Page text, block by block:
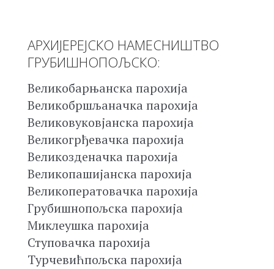
АРХИЈЕРЕЈСКО НАМЕСНИШТВО
ГРУБИШНОПОЉСКО:
Великобарњанска парохија
Великобршљаначка парохија
Великовуковјанска парохија
Великогрђевачка парохија
Великозденачка парохија
Великопашијанска парохија
Великоператовачка парохија
Грубишнопољска парохија
Миклеушка парохија
Ступовачка парохија
Турчевићпољска парохија